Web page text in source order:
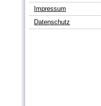
Impressum
Datenschutz